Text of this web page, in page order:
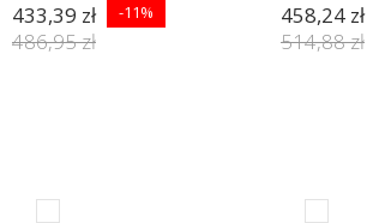
433,39 zł -11%
486,95 zł
458,24 zł
514,88 zł